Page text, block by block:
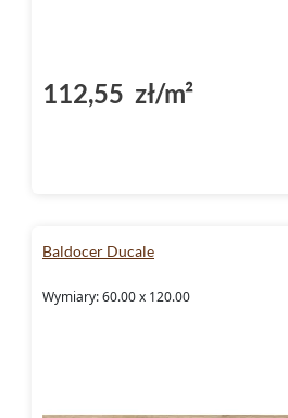
112,55 zł/m²
Baldocer Ducale
Wymiary: 60.00 x 120.00